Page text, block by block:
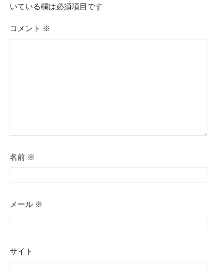
いている欄は必須項目です
コメント ※
名前 ※
メール ※
サイト